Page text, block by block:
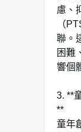
慮、
（
聯。
困難
響個
3. **
**
童年